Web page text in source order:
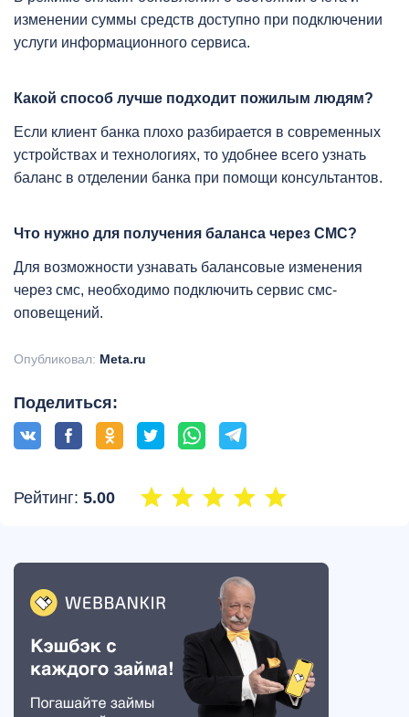
изменении суммы средств доступно при подключении
услуги информационного сервиса.
Какой способ лучше подходит пожилым людям?
Если клиент банка плохо разбирается в современных
устройствах и технологиях, то удобнее всего узнать
баланс в отделении банка при помощи консультантов.
Что нужно для получения баланса через СМС?
Для возможности узнавать балансовые изменения
через смс, необходимо подключить сервис смс-
оповещений.
Опубликовал: Meta.ru
Поделиться:
Рейтинг: 5.00